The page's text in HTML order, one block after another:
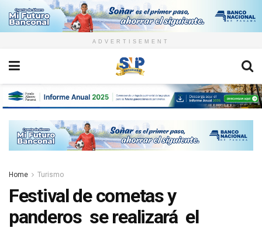
ADVERTISEMENT
Home Turismo
Festival de cometas y
panderos se realizará el